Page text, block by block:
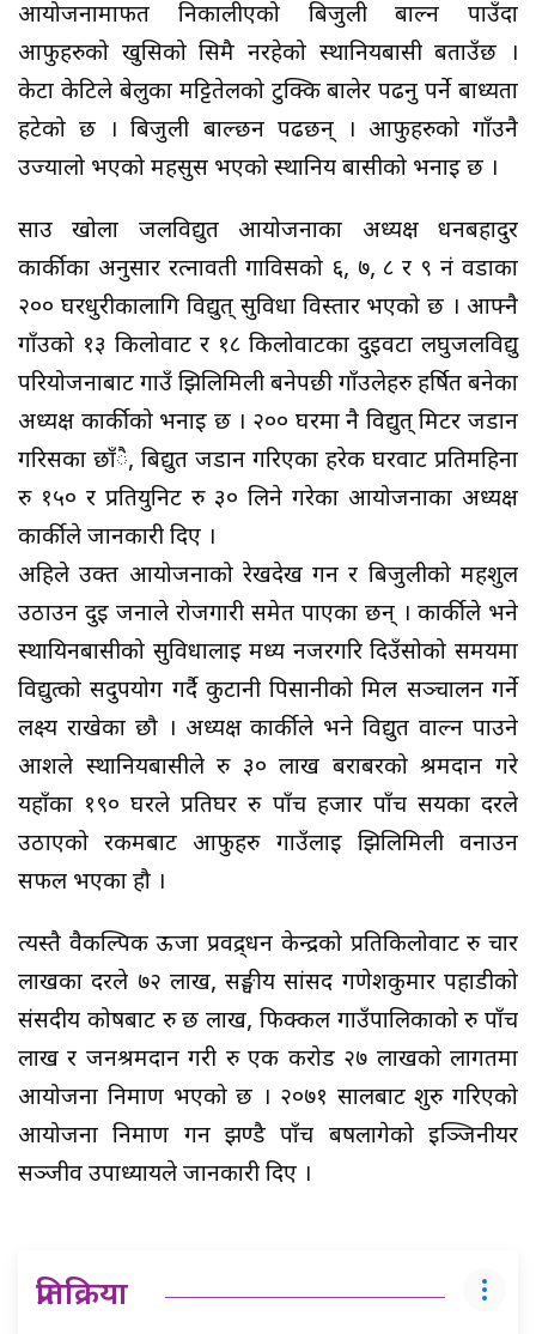
आयोजनामार्फत निकालीएको बिजुली बाल्न पाउँदा
आफुहरुको खुसिको सिमै नरहेको स्थानियबासी बताउँछ ।
केटा केटिले बेलुका मट्टितेलको टुक्कि बालेर पढनु पर्ने बाध्यता
हटेको छ । बिजुली बाल्छन पढछन् । आफुहरुको गाँउनै
उज्यालो भएको महसुस भएको स्थानिय बासीको भनाई छ ।
साउ खोला जलविद्युत आयोजनाका अध्यक्ष धनबहादुर
कार्कीका अनुसार रत्नावती गाविसको ६, ७, ८ र ९ नं वडाका
२०० घरधुरीकालागि विद्युत् सुविधा विस्तार भएको छ । आफ्नै
गाँउको १३ किलोवाट र १८ किलोवाटका दुईवटा लघुजलविद्यु
परियोजनाबाट गाउँ झिलिमिली बनेपछी गाँउलेहरु हर्षित बनेका
अध्यक्ष कार्कीको भनाई छ । २०० घरमा नै विद्युत् मिटर जडान
गरिसका छाँै, बिद्युत जडान गरिएका हरेक घरवाट प्रतिमहिना
रु १५० र प्रतियुनिट रु ३० लिने गरेका आयोजनाका अध्यक्ष
कार्कीले जानकारी दिए ।
अहिले उक्त आयोजनाको रेखदेख गर्न र बिजुलीको महशुल
उठाउन दुई जनाले रोजगारी समेत पाएका छन् । कार्कीले भने
स्थायिनबासीको सुविधालाई मध्य नजरगरि दिउँसोको समयमा
विद्युत्को सदुपयोग गर्दै कुटानी पिसानीको मिल सञ्चालन गर्ने
लक्ष्य राखेका छौ । अध्यक्ष कार्कीले भने विद्युत वाल्न पाउने
आशले स्थानियबासीले रु ३० लाख बराबरको श्रमदान गरे
यहाँका १९० घरले प्रतिघर रु पाँच हजार पाँच सयका दरले
उठाएको रकमबाट आफुहरु गाउँलाई झिलिमिली वनाउन
सफल भएका हौ ।
त्यस्तै वैकल्पिक ऊर्जा प्रवद्र्धन केन्द्रको प्रतिकिलोवाट रु चार
लाखका दरले ७२ लाख, सङ्घीय सांसद गणेशकुमार पहाडीको
संसदीय कोषबाट रु छ लाख, फिक्कल गाउँपालिकाको रु पाँच
लाख र जनश्रमदान गरी रु एक करोड २७ लाखको लागतमा
आयोजना निर्माण भएको छ । २०७१ सालबाट शुरु गरिएको
आयोजना निर्माण गर्न झण्डै पाँच बर्षलागेको इञ्जिनीयर
सञ्जीव उपाध्यायले जानकारी दिए ।
प्रतिक्रिया